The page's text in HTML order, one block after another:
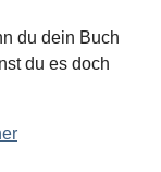
du dein Buch
du es doch